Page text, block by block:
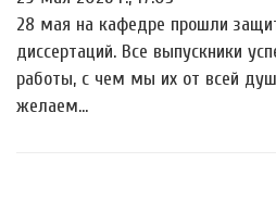
28 мая на кафедре прошли
диссертаций. Все выпускники
работы, с чем мы их от всей
желаем…